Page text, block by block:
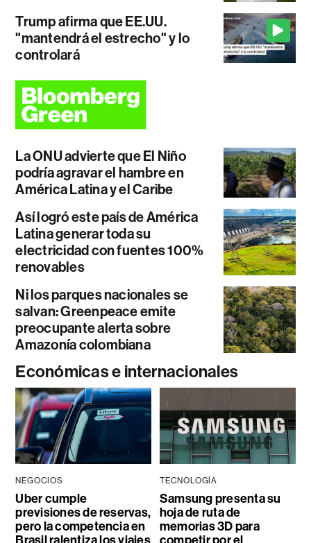
Trump afirma que EE.UU.
"mantendrá el estrecho" y lo
controlará
La ONU advierte que El Niño
podría agravar el hambre en
América Latina y el Caribe
Así logró este país de América
Latina generar toda su
electricidad con fuentes 100%
renovables
Ni los parques nacionales se
salvan: Greenpeace emite
preocupante alerta sobre
Amazonía colombiana
Económicas e internacionales
NEGOCIOS
Uber cumple
previsiones de reservas,
pero la competencia en
TECNOLOGÍA
Samsung presenta su
hoja de ruta de
memorias 3D para